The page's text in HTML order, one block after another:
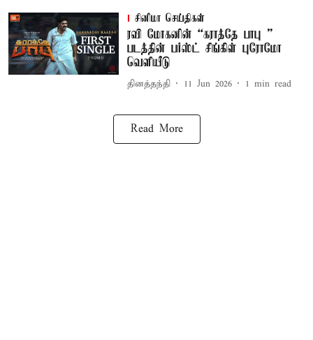
சினிமா செய்திகள்
ரவி மோகனின் “கராத்தே பாபு ”
படத்தின் பர்ஸ்ட் சிங்கிள் புரோமோ
வெளியீடு
தினத்தந்தி 11 Jun 2026 1 min read
Read More